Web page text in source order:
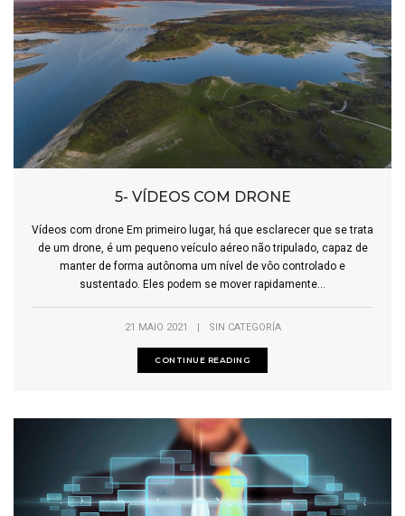
5- VÍDEOS COM DRONE
Vídeos com drone Em primeiro lugar, há que esclarecer que se trata
de um drone, é um pequeno veículo aéreo não tripulado, capaz de
manter de forma autônoma um nível de vôo controlado e
sustentado. Eles podem se mover rapidamente...
21 MAIO 2021 | SIN CATEGORÍA
CONTINUE READING